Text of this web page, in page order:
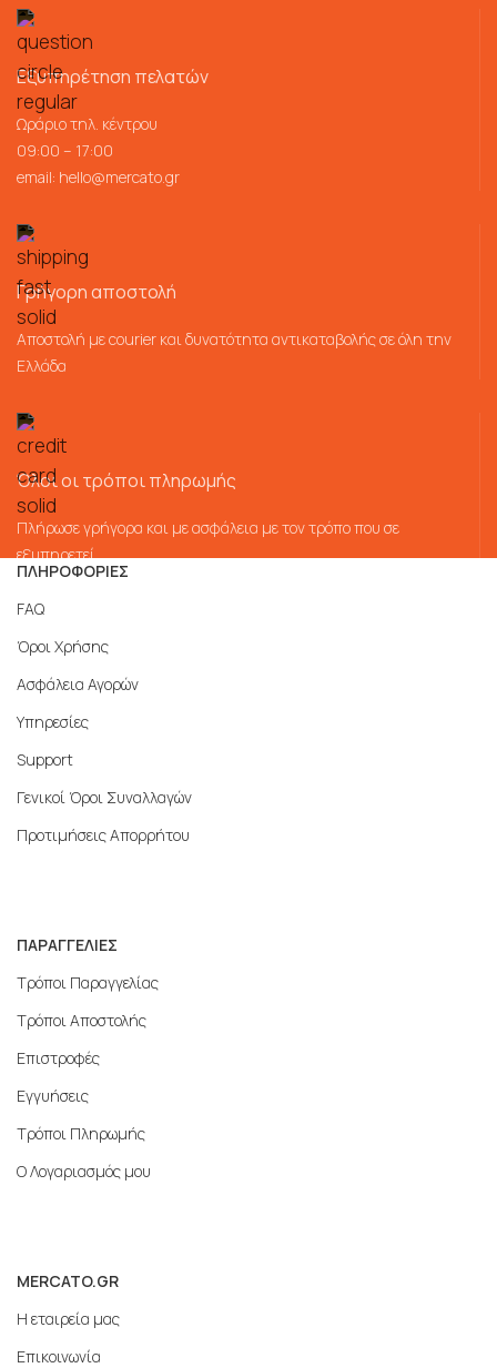
Εξυπηρέτηση πελατών
Ωράριο τηλ. κέντρου
09:00 – 17:00
email: hello@mercato.gr
Γρήγορη αποστολή
Αποστολή με courier και δυνατότητα αντικαταβολής σε όλη την
Ελλάδα
Όλοι οι τρόποι πληρωμής
Πλήρωσε γρήγορα και με ασφάλεια με τον τρόπο που σε
εξυπηρετεί
ΠΛΗΡΟΦΟΡΙΕΣ
FAQ
Όροι Χρήσης
Ασφάλεια Αγορών
Υπηρεσίες
Support
Γενικοί Όροι Συναλλαγών
Προτιμήσεις Απορρήτου
ΠΑΡΑΓΓΕΛΙΕΣ
Τρόποι Παραγγελίας
Τρόποι Αποστολής
Επιστροφές
Εγγυήσεις
Τρόποι Πληρωμής
Ο Λογαριασμός μου
MERCATO.GR
Η εταιρεία μας
Επικοινωνία